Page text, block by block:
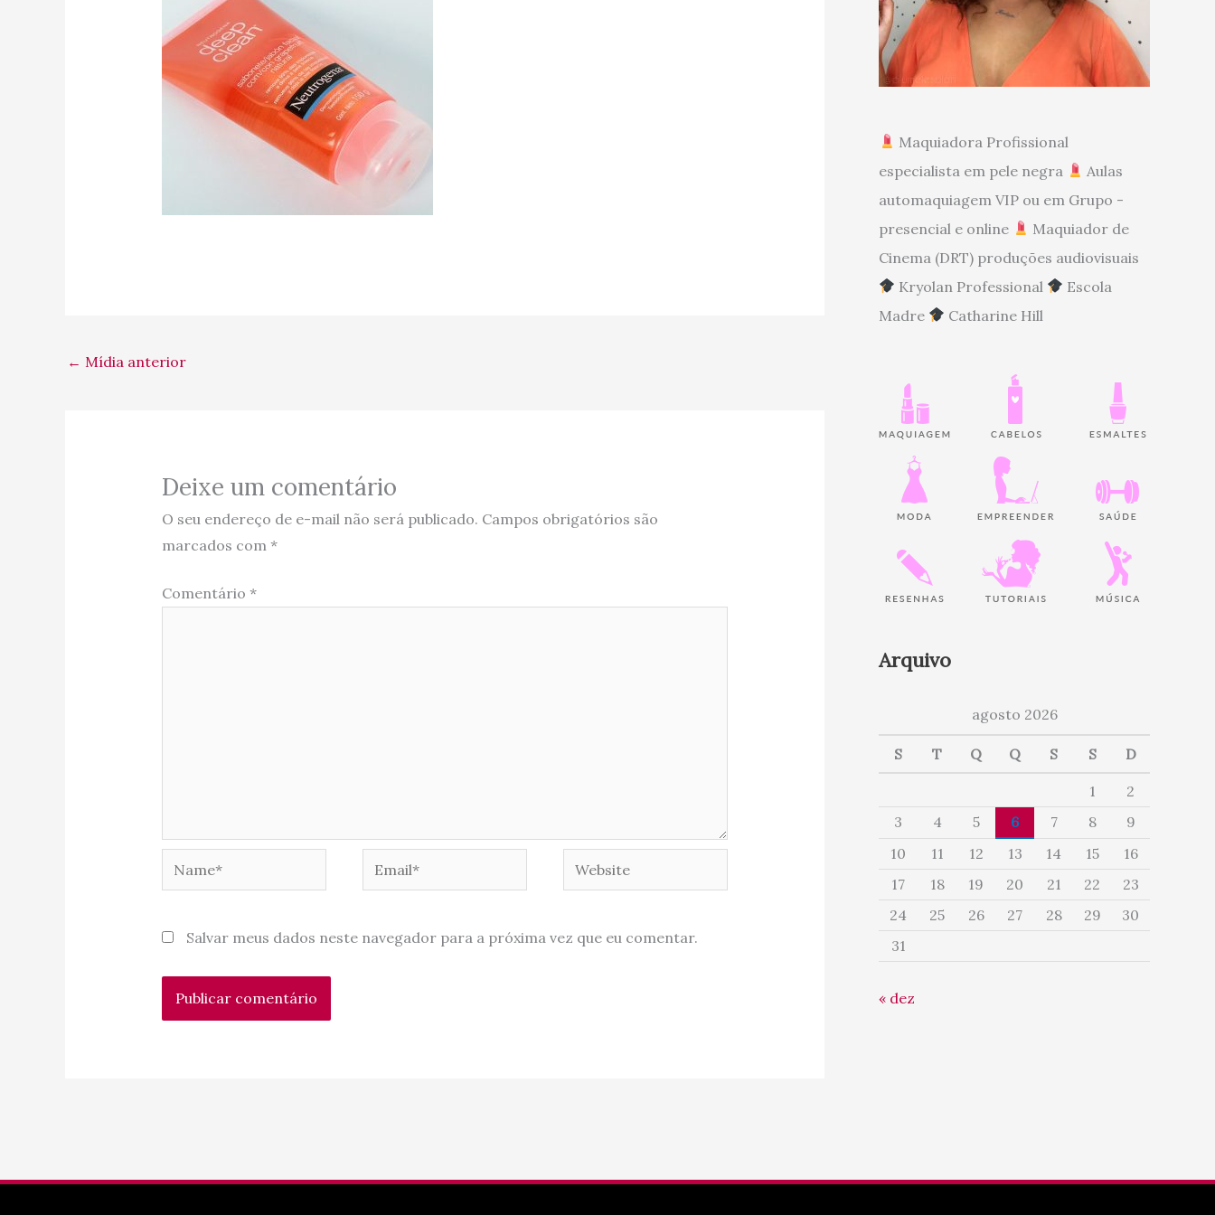
← Mídia anterior
Deixe um comentário
O seu endereço de e-mail não será publicado. Campos obrigatórios são
marcados com *
Comentário *
Website
Salvar meus dados neste navegador para a próxima vez que eu comentar.
Maquiadora Profissional
especialista em pele negra
Aulas
automaquiagem VIP ou em Grupo -
presencial e online
Maquiador de
Cinema (DRT) produções audiovisuais
Kryolan Professional
Escola
Madre
Catharine Hill
Arquivo
agosto 2026
S T Q Q S S D
1
2
3
4 5 6 7 8
9
10
11 12 13 14 15
16
17
18 19 20 21 22
23
24
25 26 27 28 29
30
31
« dez